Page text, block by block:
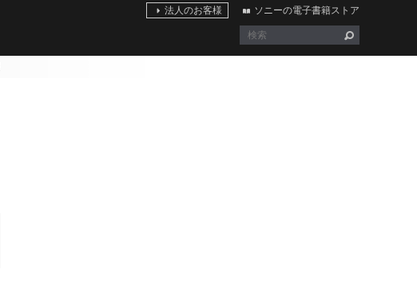
法人のお客様 ソニーの電子書籍ストア